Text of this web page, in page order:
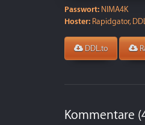
Passwort: NIMA4K
Hoster: Rapidgator,
DDL.to
Kommentare